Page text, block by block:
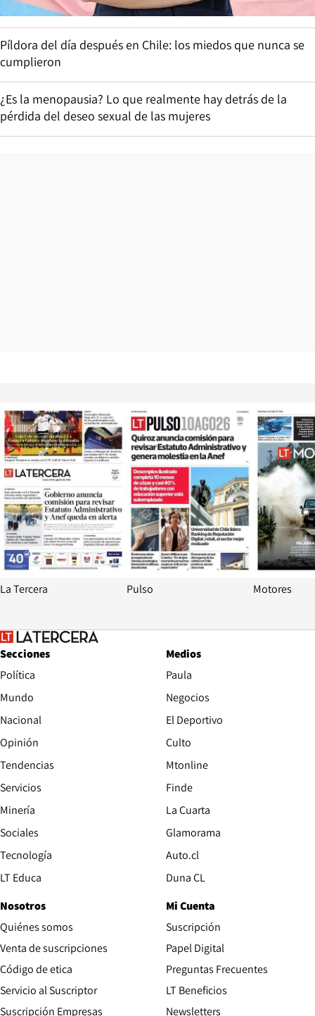
Píldora del día después en Chile: los miedos que nunca se
cumplieron
¿Es la menopausia? Lo que realmente hay detrás de la
pérdida del deseo sexual de las mujeres
Opens in new window
La Tercera
Opens in
Pulso Motores
Secciones
Política
Mundo
Nacional
Opinión
Tendencias
Servicios
Minería
Sociales
Tecnología
LT Educa
Medios
Paula
Negocios
El Deportivo
Culto
Mtonline
Finde
La Cuarta
Glamorama
Auto.cl
Duna CL
Nosotros
Quiénes somos
Venta de suscripciones
Código de etica Opens in new window
Servicio al Suscriptor
Suscripción Empresas
Mi Cuenta
Suscripción
Papel Digital
Preguntas Frecuentes
LT Beneficios
Newsletters